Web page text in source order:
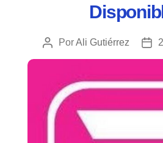
Autor
de
publicación
PorAli Gutiérrez
de